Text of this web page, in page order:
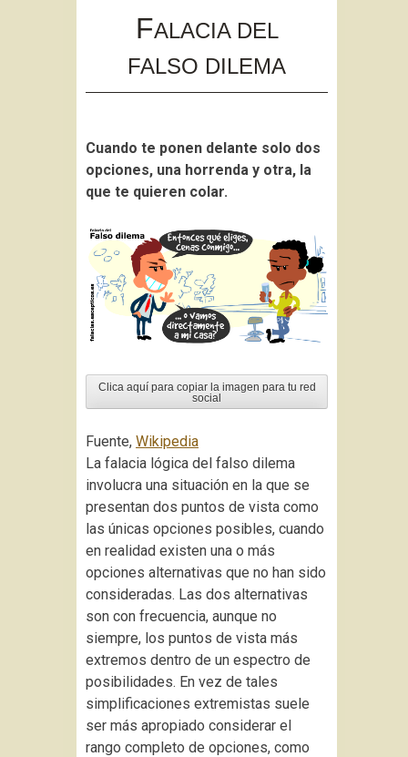
content
FALACIA DEL
FALSO DILEMA
Cuando te ponen delante solo dos
opciones, una horrenda y otra, la
que te quieren colar.
Clica aquí para copiar la imagen para tu red
social
Fuente, Wikipedia
La falacia lógica del falso dilema
involucra una situación en la que se
presentan dos puntos de vista como
las únicas opciones posibles, cuando
en realidad existen una o más
opciones alternativas que no han sido
consideradas. Las dos alternativas
son con frecuencia, aunque no
siempre, los puntos de vista más
extremos dentro de un espectro de
posibilidades. En vez de tales
simplificaciones extremistas suele
ser más apropiado considerar el
rango completo de opciones, como